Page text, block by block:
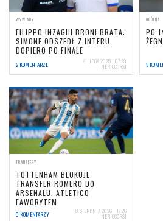
WYWIADY
FILIPPO INZAGHI BRONI BRATA:
SIMONE ODSZEDŁ Z INTERU
DOPIERO PO FINALE
2 KOMENTARZE 4 LIPCA 2025 | 07:29
NERIOCORSI
OGÓLNA
PO
3
TRANSFERY
TOTTENHAM BLOKUJE
TRANSFER ROMERO DO
ARSENALU, ATLETICO
FAWORYTEM
0 KOMENTARZY 8 SIERPNIA 2026 | 17:26
NERIOCORSI